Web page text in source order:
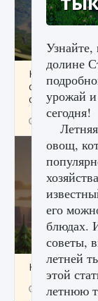
Как
сохранение
сохранение
9 августа 2024
Как
9 августа 2024
долине
урожай
сегодня!
овощ,
его
блюдах.
советы,
летней
этой
летнюю